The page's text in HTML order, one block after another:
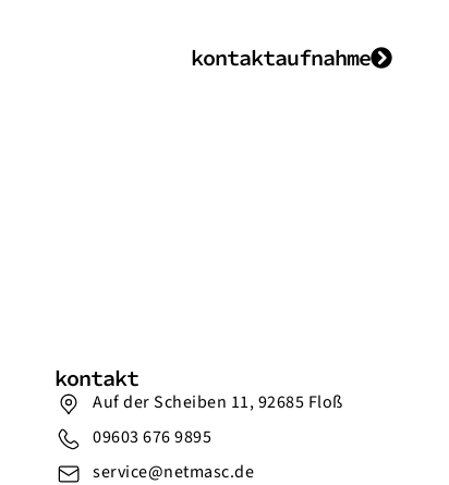
kontaktaufnahme
kontakt
Auf der Scheiben 11, 92685 Floß
09603 676 9895
service@netmasc.de